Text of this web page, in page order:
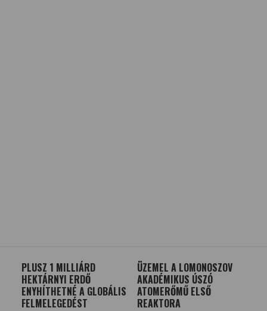
PLUSZ 1 MILLIÁRD
HEKTÁRNYI ERDŐ
ENYHÍTHETNÉ A GLOBÁLIS
FELMELEGEDÉST
ÜZEMEL A LOMONOSZOV
AKADÉMIKUS ÚSZÓ
ATOMERŐMŰ ELSŐ
REAKTORA